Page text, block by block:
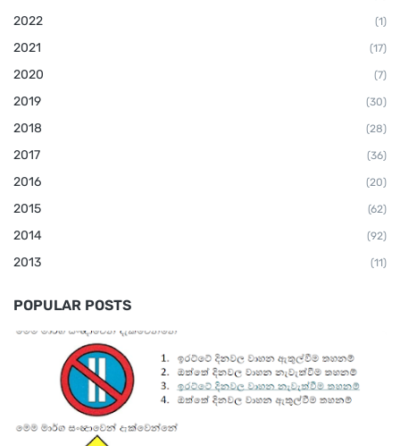
2022 (1)
2021 (17)
2020 (7)
2019 (30)
2018 (28)
2017 (36)
2016 (20)
2015 (62)
2014 (92)
2013 (11)
POPULAR POSTS